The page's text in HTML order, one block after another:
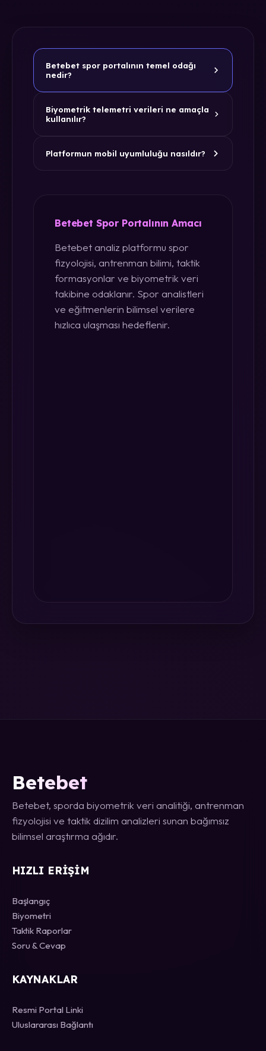
Betebet spor portalının temel odağı
nedir?
Biyometrik telemetri verileri ne amaçla
kullanılır?
Platformun mobil uyumluluğu nasıldır?
Betebet Spor Portalının Amacı
Betebet analiz platformu spor
fizyolojisi, antrenman bilimi, taktik
formasyonlar ve biyometrik veri
takibine odaklanır. Spor analistleri
ve eğitmenlerin bilimsel verilere
hızlıca ulaşması hedeflenir.
Betebet
Betebet, sporda biyometrik veri analitiği, antrenman
fizyolojisi ve taktik dizilim analizleri sunan bağımsız
bilimsel araştırma ağıdır.
HIZLI ERIŞIM
Başlangıç
Biyometri
Taktik Raporlar
Soru & Cevap
KAYNAKLAR
Resmi Portal Linki
Uluslararası Bağlantı